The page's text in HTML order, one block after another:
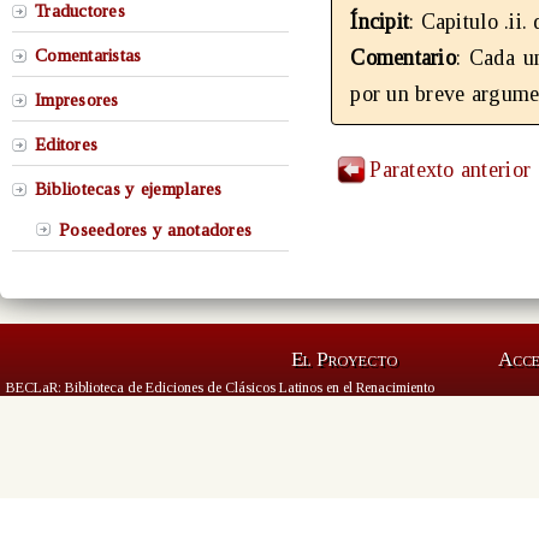
Traductores
Comentaristas
Impresores
Editores
Bibliotecas y ejemplares
Poseedores y anotadores
Íncipit: Capitulo .ii.
Comentario: Cada
por un breve
Paratexto anterior
El Proyecto
BECLaR: Biblioteca de Ediciones de Clásicos Latinos en el Renacimiento